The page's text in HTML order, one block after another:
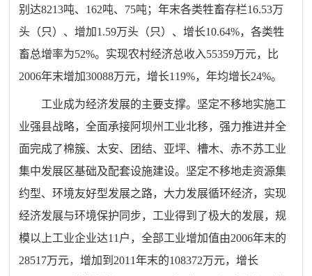
别达8213吨、162吨、75吨；年末各类牲畜存栏16.53万
头（只）、增加1.59万头（只）、增长10.64%，各类牲
畜总增率为52%。实现农村经济总收入55359万元，比
2006年末增加30088万元，增长119%，年均增长24%。
工业成为经济发展的主要支撑。坚定不移地实施工
业强县战略，全面承接阿坝州工业北移，强力推进并全
面完成了棉簇、太安、团结、亚坪、槽木、赤不苏工业
集中发展区基础及配套设施建设。坚定不移地走资源集
约型、环境友好型发展之路，大力发展循环经济，实现
经济发展与环境保护同步，工业得到了极大的发展，规
模以上工业企业达11户，全部工业增加值由2006年末的
28517万元，增加到2011年末的108372万元，增长